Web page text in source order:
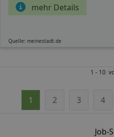
mehr Details
Quelle: meinestadt.de
1 - 10
1 2 3 4
Job-